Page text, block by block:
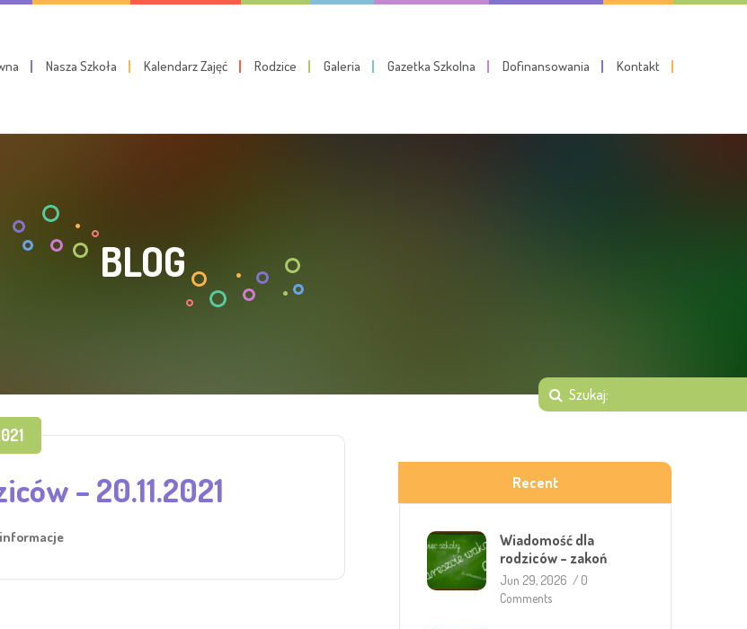
Nasza Szkoła Kalendarz Zajęć Rodzice Galeria Gazetka Szkolna Dofinansowania Kontakt
BLOG
– 20.11.2021 Recent
Wiadomość dla
rodziców – zakoń
Jun 29, 2026 / 0
Comments